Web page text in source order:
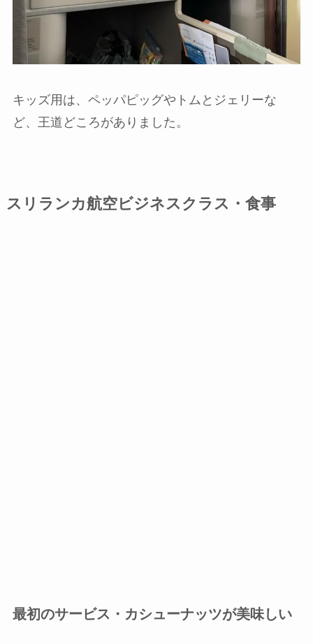
キッズ用は、ペッパピッグやトムとジェリーな
ど、王道どころがありました。
スリランカ航空ビジネスクラス・食事
最初のサービス・カシューナッツが美味しい